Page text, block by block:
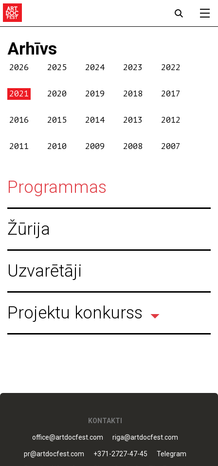
Arhīvs
2026 2025 2024 2023 2022
2021 2020 2019 2018 2017
2016 2015 2014 2013 2012
2011 2010 2009 2008 2007
Programmas
Žūrija
Uzvarētāji
Projektu konkurss
KONTAKTI
office@artdocfest.com riga@artdocfest.com
pr@artdocfest.com +371-2727-47-45 Telegram